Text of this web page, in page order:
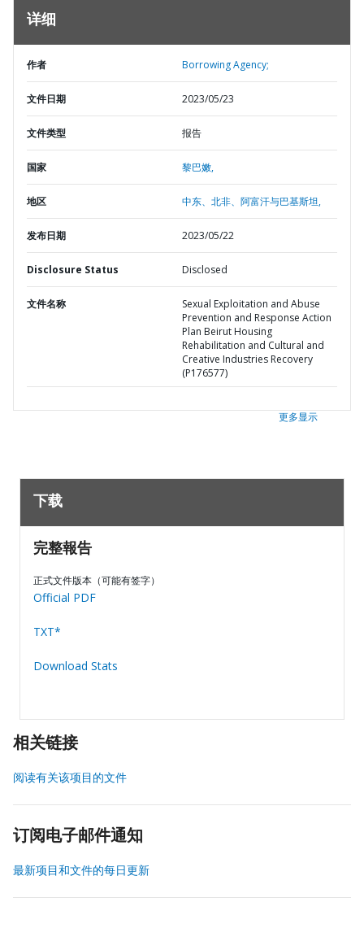
详细
作者 Borrowing Agency;
文件日期 2023/05/23
文件类型 报告
国家 黎巴嫩,
地区 中东、北非、阿富汗与巴基斯坦,
发布日期 2023/05/22
Disclosure Status Disclosed
文件名称
Sexual Exploitation and Abuse
Prevention and Response Action
Plan Beirut Housing
Rehabilitation and Cultural and
Creative Industries Recovery
(P176577)
更多显示
下载
完整報告
正式文件版本（可能有签字）
Official PDF
TXT*
Download Stats
相关链接
阅读有关该项目的文件
订阅电子邮件通知
最新项目和文件的每日更新